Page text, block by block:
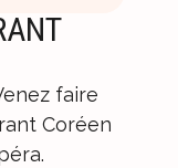
faire
Coréen